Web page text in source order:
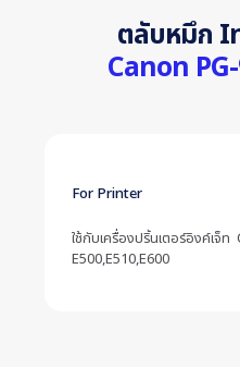
ตลับหมึก
Canon
For Printer
ใช้กับเครื่องปริ้นเตอร์อิงค์เจ็ท
E500,E510,E600